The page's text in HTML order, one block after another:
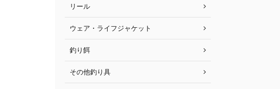
リール
ウェア・ライフジャケット
釣り餌
その他釣り具